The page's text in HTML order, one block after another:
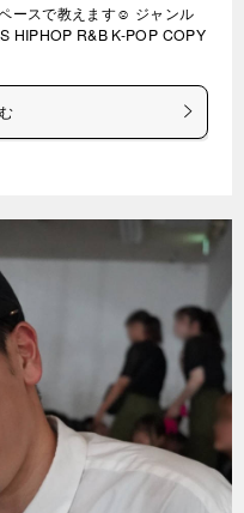
ースで教えます☺︎ ジャンル
HIPHOP R&B K-POP COPY